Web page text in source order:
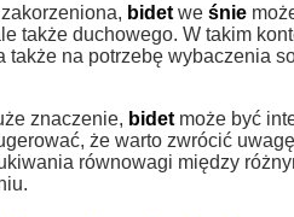
bidet we śnie
także duchowego. W takim
na potrzebę wybaczenia
znaczenie, bidet może być
że warto zwrócić
równowagi między